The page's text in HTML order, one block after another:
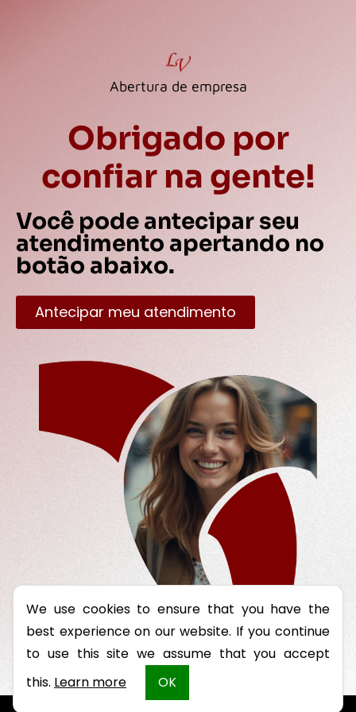
Abertura de empresa
Obrigado por
confiar na gente!
Você pode antecipar seu
atendimento apertando no
botão abaixo.
Antecipar meu atendimento
We use cookies to ensure that you have the
best experience on our website. If you continue
to use this site we assume that you accept
this. Learn more OK